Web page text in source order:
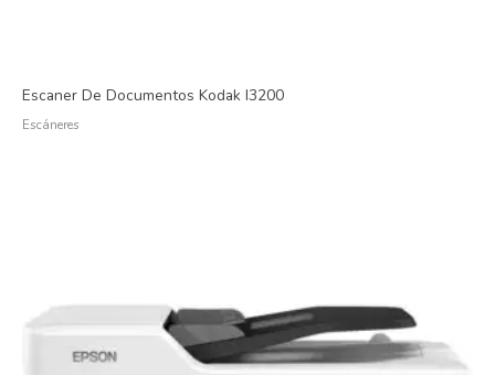
Escaner De Documentos Kodak I3200
Escáneres